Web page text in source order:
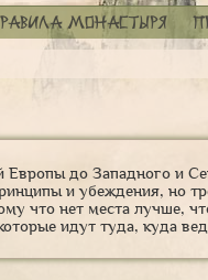
монастыря
Европы до Западного и
и убеждения, но
что нет места лучше,
идут туда, куда